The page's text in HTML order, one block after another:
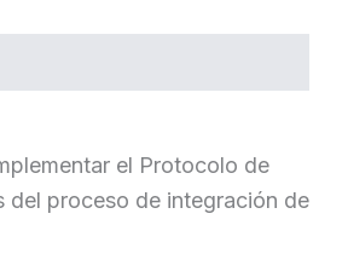
el Protocolo de
del proceso de integración de